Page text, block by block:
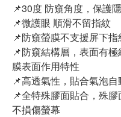
📌30度 防窺角度，保護
📌微護眼 順滑不留指紋
📌防窺螢膜不支援屏下
📌防窺結構層，表面有
膜表面作用特性
📌高透氣性，貼合氣泡
📌全特殊膠面貼合，殊膠
不損傷螢幕